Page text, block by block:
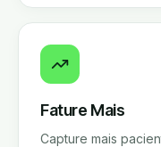
Fature Mais
Capture mais